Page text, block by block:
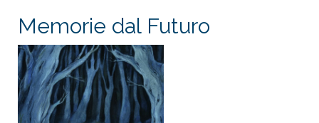
Memorie dal Futuro